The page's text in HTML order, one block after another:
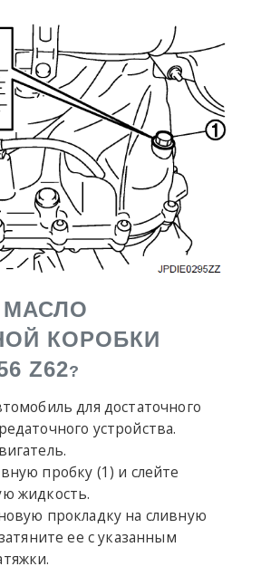
МАСЛО
КОРОБКИ
Z62?
для достаточного
устройства.
пробку (1) и слейте
жидкость.
прокладку на сливную
ее с указанным